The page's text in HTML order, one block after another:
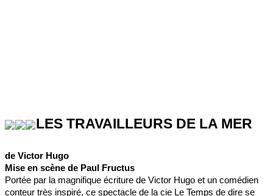
LES TRAVAILLEURS DE LA MER
de Victor Hugo
Mise en scène de Paul Fructus
Portée par la magnifique écriture de Victor Hugo et un comédien
conteur très inspiré, ce spectacle de la cie Le Temps de dire se